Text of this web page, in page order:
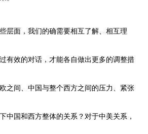
层面，我们的确需要相互了解、相互理
有效的对话，才能各自做出更多的调整措
之间、中国与整个西方之间的压力、紧张
中国和西方整体的关系？对于中美关系，